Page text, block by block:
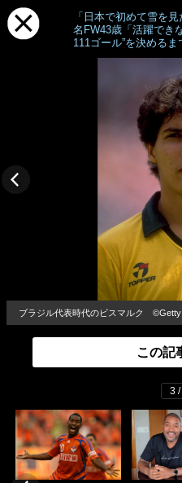
「日本で初めて雪を
名FW43歳「活躍でき
111ゴール”を決めるま
ブラジル代表時代のビスマルク ©Getty
この記
3